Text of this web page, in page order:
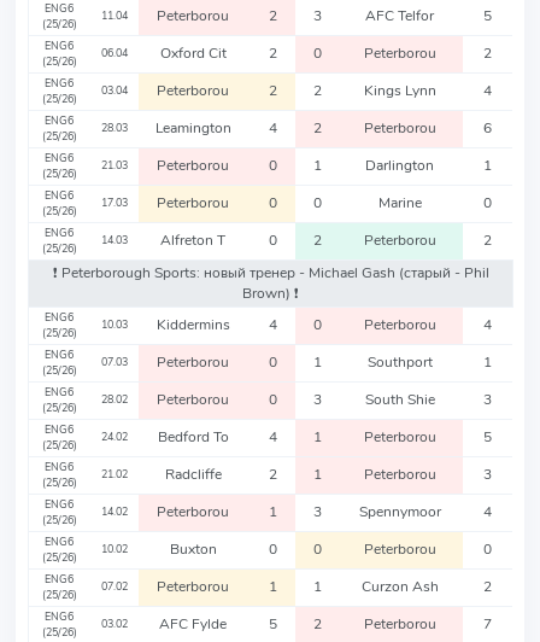
ENG6
(25/26)
11.04 Peterborou 2 3 AFC Telfor 5
ENG6
(25/26)
06.04 Oxford Cit 2 0 Peterborou 2
ENG6
(25/26)
03.04 Peterborou 2 2 Kings Lynn 4
ENG6
(25/26)
28.03 Leamington 4 2 Peterborou 6
ENG6
(25/26)
21.03 Peterborou 0 1 Darlington 1
ENG6
(25/26)
17.03 Peterborou 0 0 Marine 0
ENG6
(25/26)
14.03 Alfreton T 0 2 Peterborou
2
❗️ Peterborough Sports: новый тренер - Michael Gash (старый - Phil
Brown) ❗️
ENG6
(25/26)
10.03 Kiddermins 4 0 Peterborou 4
ENG6
(25/26)
07.03 Peterborou 0 1 Southport 1
ENG6
(25/26)
28.02 Peterborou 0 3 South Shie 3
ENG6
(25/26)
24.02 Bedford To 4 1 Peterborou 5
ENG6
(25/26)
21.02 Radcliffe 2 1 Peterborou 3
ENG6
(25/26)
14.02 Peterborou 1 3 Spennymoor 4
ENG6
(25/26)
10.02 Buxton 0 0 Peterborou 0
ENG6
(25/26)
07.02 Peterborou 1 1 Curzon Ash 2
ENG6
(25/26)
03.02 AFC Fylde 5 2 Peterborou 7